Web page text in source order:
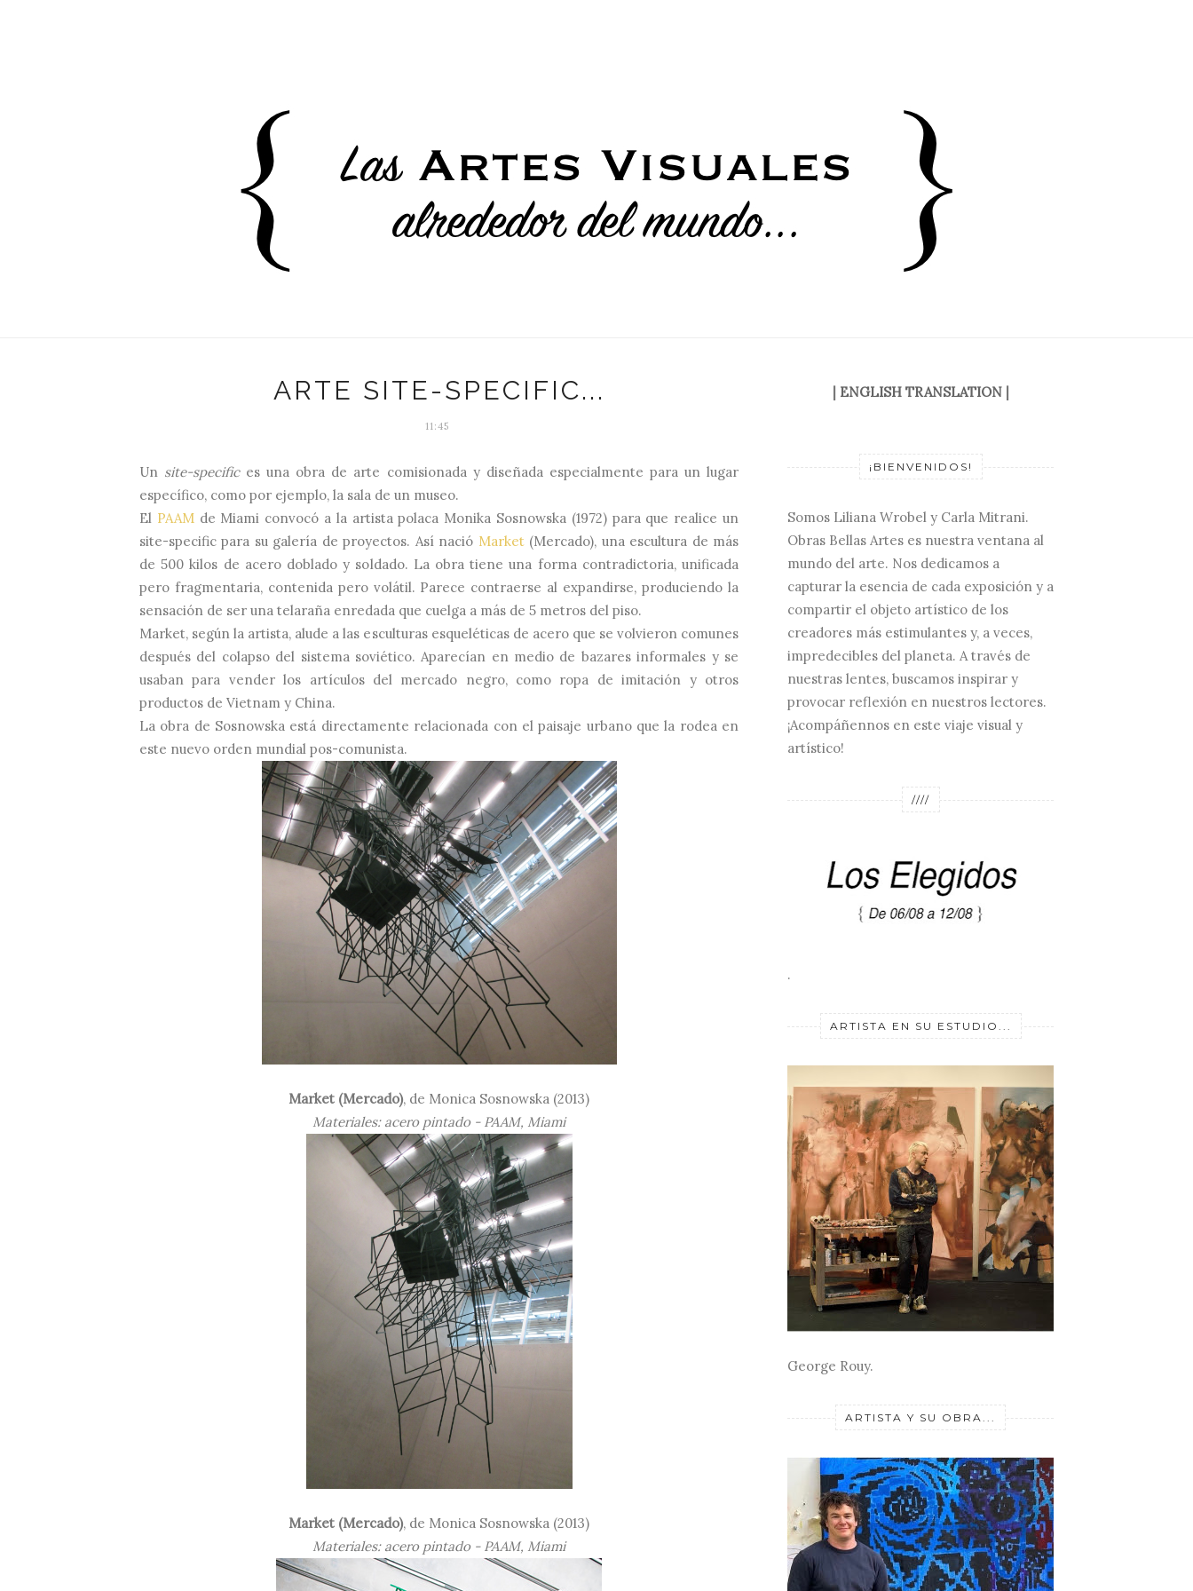
ARTE SITE-SPECIFIC...
11:45
Un site-specifices una obra de arte comisionada y diseñada especialmente para un lugar
específico, como por ejemplo, la sala de un museo.
El PAAMde Miami convocó a la artista polaca Monika Sosnowska (1972) para que realice un
site-specific para su galería de proyectos. Así nació Market(Mercado), una escultura de más
de 500 kilos de acero doblado y soldado. La obra tiene una forma contradictoria, unificada
pero fragmentaria, contenida pero volátil. Parece contraerse al expandirse, produciendo la
sensación de ser una telaraña enredada que cuelga a más de 5 metros del piso.
Market, según la artista, alude a las esculturas esqueléticas de acero que se volvieron comunes
después del colapso del sistema soviético. Aparecían en medio de bazares informales y se
usaban para vender los artículos del mercado negro, como ropa de imitación y otros
productos de Vietnam y China.
La obra de Sosnowska está directamente relacionada con el paisaje urbano que la rodea en
este nuevo orden mundial pos-comunista.
Market (Mercado), de Monica Sosnowska (2013)
Materiales: acero pintado - PAAM, Miami
Market (Mercado), de Monica Sosnowska (2013)
Materiales: acero pintado - PAAM, Miami
| ENGLISH TRANSLATION|
¡BIENVENIDOS!
Somos Liliana Wrobel y Carla Mitrani.
Obras Bellas Artes es nuestra ventana al
mundo del arte. Nos dedicamos a
capturar la esencia de cada exposición y a
compartir el objeto artístico de los
creadores más estimulantes y, a veces,
impredecibles del planeta. A través de
nuestras lentes, buscamos inspirar y
provocar reflexión en nuestros lectores.
¡Acompáñennos en este viaje visual y
artístico!
////
.
ARTISTA EN SU ESTUDIO...
George Rouy.
ARTISTA Y SU OBRA...